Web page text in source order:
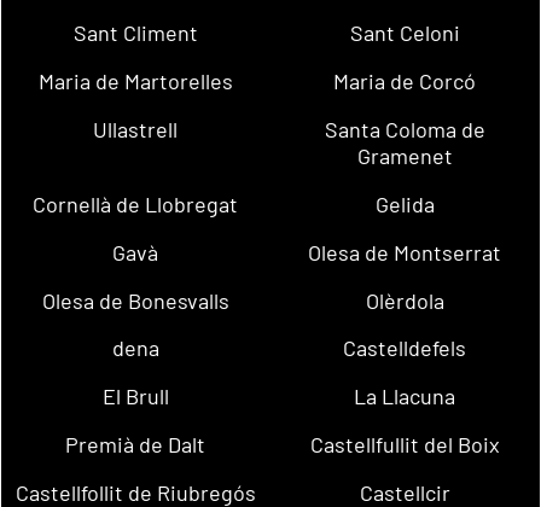
Sant Climent
Sant Celoni
Maria de Martorelles
Maria de Corcó
Ullastrell
Santa Coloma de
Gramenet
Cornellà de Llobregat
Gelida
Gavà
Olesa de Montserrat
Olesa de Bonesvalls
Olèrdola
dena
Castelldefels
El Brull
La Llacuna
Premià de Dalt
Castellfullit del Boix
Castellfollit de Riubregós
Castellcir